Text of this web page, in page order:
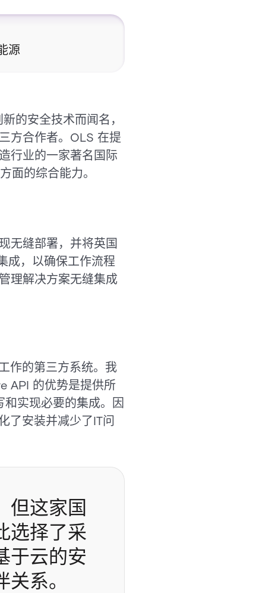
源
的安全技术而闻名，
方合作者。OLS 在提
行业的一家著名国际
面的综合能力。
无缝部署，并将英国
成，以确保工作流程
理解决方案无缝集成
作的第三方系统。我
API 的优势是提供所
实现必要的集成。因
了安装并减少了IT问
但这家国
选择了采
于云的安
系。